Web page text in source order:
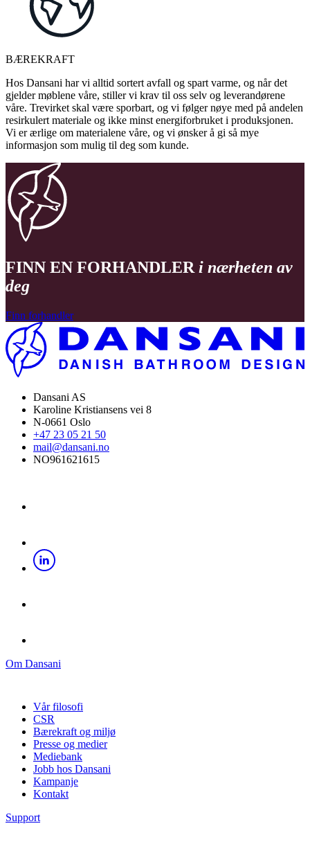
BÆREKRAFT
Hos Dansani har vi alltid sortert avfall og spart varme, og når det
gjelder møblene våre, stiller vi krav til oss selv og leverandørene
våre. Trevirket skal være sporbart, og vi følger nøye med på andelen
resirkulert materiale og ikke minst energiforbruket i produksjonen.
Vi er ærlige om materialene våre, og vi ønsker å gi så mye
informasjon som mulig til deg som kunde.
FINN EN FORHANDLER i nærheten av
deg
Finn forhandler
Dansani AS
Karoline Kristiansens vei 8
N-0661 Oslo
+47 23 05 21 50
mail@dansani.no
NO961621615
Om Dansani
Vår filosofi
CSR
Bærekraft og miljø
Presse og medier
Mediebank
Jobb hos Dansani
Kampanje
Kontakt
Support